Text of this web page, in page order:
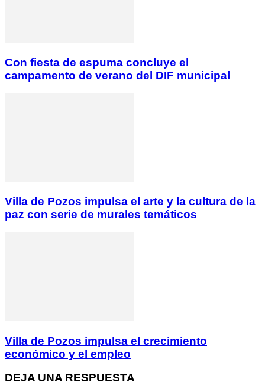
Con fiesta de espuma concluye el
campamento de verano del DIF municipal
Villa de Pozos impulsa el arte y la cultura de la
paz con serie de murales temáticos
Villa de Pozos impulsa el crecimiento
económico y el empleo
DEJA UNA RESPUESTA